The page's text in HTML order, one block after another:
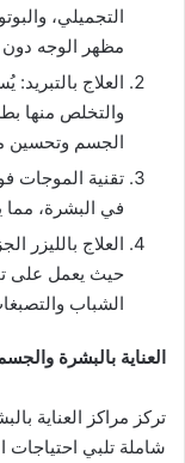
التجميلي،
مظهر الوجه دون
العلاج
والتخلص منها
الجسم وتحسين
تقنية الموجات
في البشرة، مما
العلاج بالليزر
حيث يعمل على
الشباب
العناية بالبشرة
تركز مراكز العناية
شاملة تلبي احتياجات